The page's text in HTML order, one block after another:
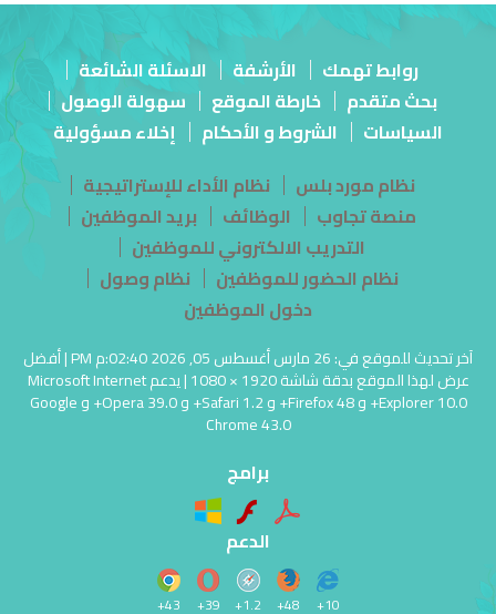
روابط تهمك الأرشفة
الاسئلة الشائعة
بحث متقدم
خارطة الموقع
سهولة الوصول
السياسات
الشروط و الأحكام
إخلاء مسؤولية
نظام مورد بلس
نظام الأداء للإستراتيجية
منصة تجاوب
الوظائف
بريد الموظفين
التدريب الالكتروني للموظفين
نظام الحضور للموظفين
نظام وصول
دخول الموظفين
آخر تحديث للموقع في: 26 مارس أغسطس 05, 2026 02:40:م PM | أفضل
عرض لهذا الموقع بدقة شاشة 1920 × 1080 | يدعم Microsoft Internet
Explorer 10.0+ و Firefox 48+ و Safari 1.2+ و Opera 39.0+ و Google
Chrome 43.0
برامج
الدعم
10+
48+
1.2+
39+
43+